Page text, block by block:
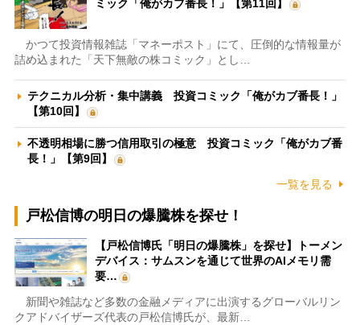
ミック「俺がカブ番長！」【第11回】
かつて投資情報雑誌「マネーポスト」にて、圧倒的な情報量が
詰め込まれた「天下無敵の株コミック」とし…
テクニカル分析・集中講義 投資コミック「俺がカブ番長！」
【第10回】
不透明相場に勝つ信用取引の極意 投資コミック「俺がカブ番
長！」【第9回】
一覧を見る
戸松信博の明日の爆騰株を探せ！
【戸松信博氏「明日の爆騰株」を探せ】トーメン
デバイス：サムスンを通じて世界のAIメモリ需
要…
新聞や雑誌など多数の金融メディアに出演するグローバルリン
クアドバイザーズ代表の戸松信博氏が、最新…